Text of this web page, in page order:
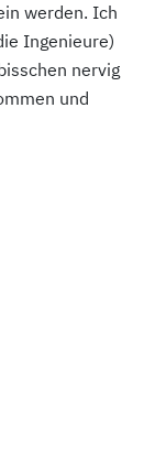
werden. Ich
Ingenieure)
nervig
und